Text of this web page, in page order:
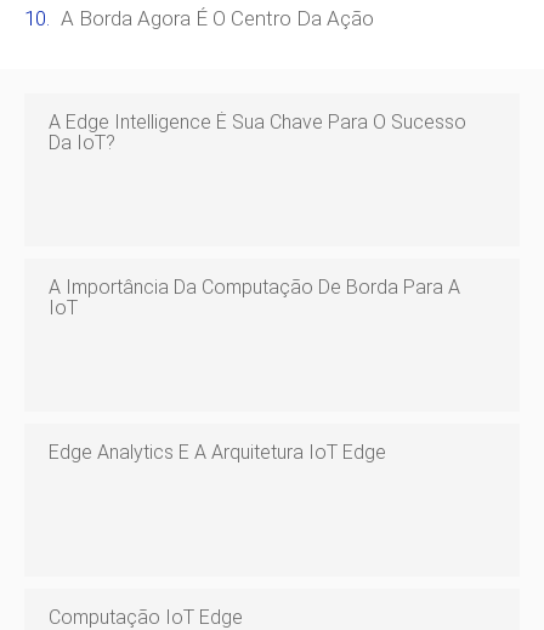
A Borda Agora É O Centro Da Ação
A Edge Intelligence É Sua Chave Para O Sucesso
Da IoT?
A Importância Da Computação De Borda Para A
IoT
Edge Analytics E A Arquitetura IoT Edge
Computação IoT Edge